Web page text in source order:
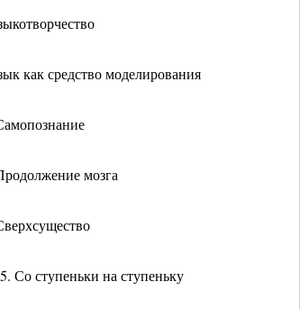
как средство моделирования
мозга
Со ступеньки на ступеньку